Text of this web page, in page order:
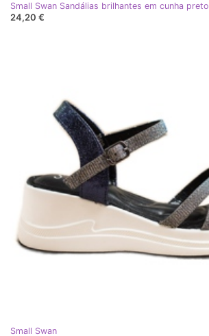
Small Swan Sandálias brilhantes em cunha preto
24,20 €
Small Swan